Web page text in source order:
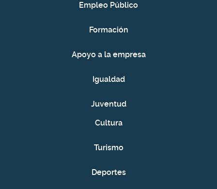
Empleo Público
Formación
Apoyo a la empresa
Igualdad
Juventud
Cultura
Turismo
Deportes